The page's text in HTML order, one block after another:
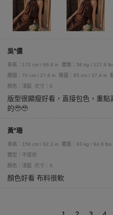
吳*儂
身高：170 cm / 66.9 in 體重：58 kg / 127.9
腰圍：70 cm / 27.6 in
臀圍：95 cm / 37.4 in
顏色：淺藍
尺寸：S
版型很顯瘦好看，直接包色，重
的🥹🥹
黃*珊
身高：158 cm / 62.2 in 體重：43 kg / 94.8 lbs
體型：不提供
顏色：淺藍
尺寸：S
顏色好看 布料很軟